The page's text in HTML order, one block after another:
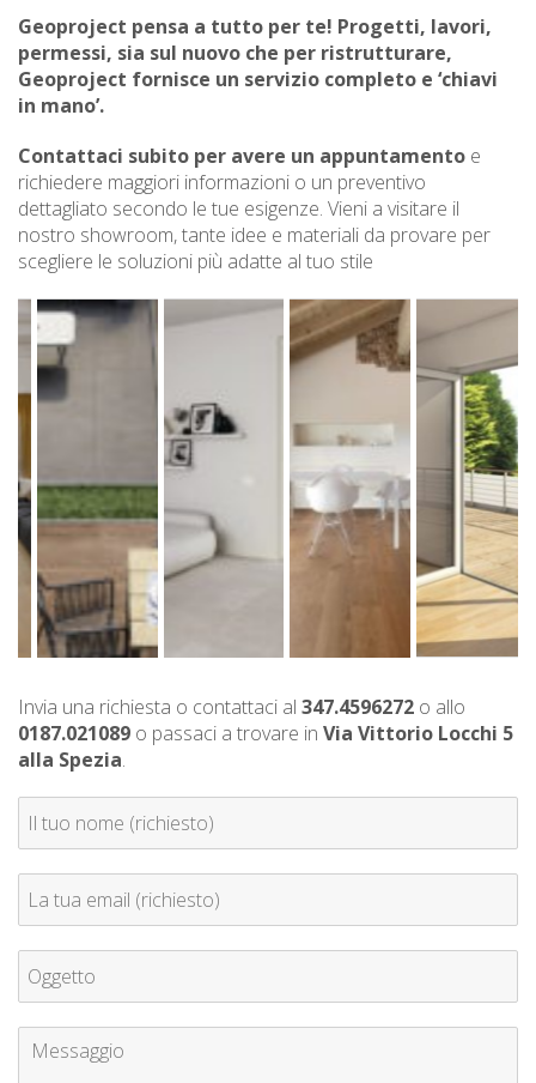
Geoproject pensa a tutto per te! Progetti, lavori,
permessi, sia sul nuovo che per ristrutturare,
Geoproject fornisce un servizio completo e ‘chiavi
in mano’.
Contattaci subito per avere un appuntamento e
richiedere maggiori informazioni o un preventivo
dettagliato secondo le tue esigenze. Vieni a visitare il
nostro showroom, tante idee e materiali da provare per
scegliere le soluzioni più adatte al tuo stile
Invia una richiesta o contattaci al 347.4596272 o allo
0187.021089 o passaci a trovare in Via Vittorio Locchi 5
alla Spezia.